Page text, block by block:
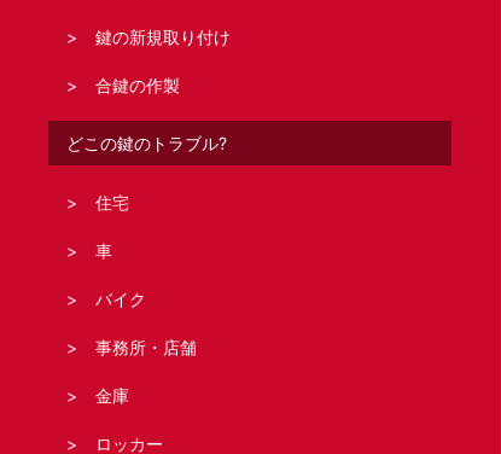
鍵の新規取り付け
合鍵の作製
どこの鍵のトラブル?
住宅
車
バイク
事務所・店舗
金庫
ロッカー